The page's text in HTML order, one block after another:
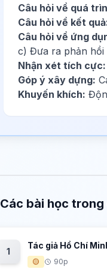
Câu hỏi về quá
Câu hỏi về kết
Câu hỏi về ứng
c) Đưa ra phản hồi
Nhận xét tích cực:
Góp ý xây dựng:
Khuyến khích:
Các bài học
1
Tác giả Hồ Chí
🟡 90p